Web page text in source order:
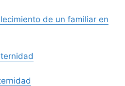
de un familiar en